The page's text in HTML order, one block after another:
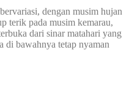
dengan musim hujan
terik pada musim kemarau,
dari sinar matahari yang
di bawahnya tetap nyaman